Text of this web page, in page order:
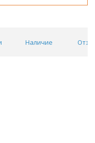
Наличие